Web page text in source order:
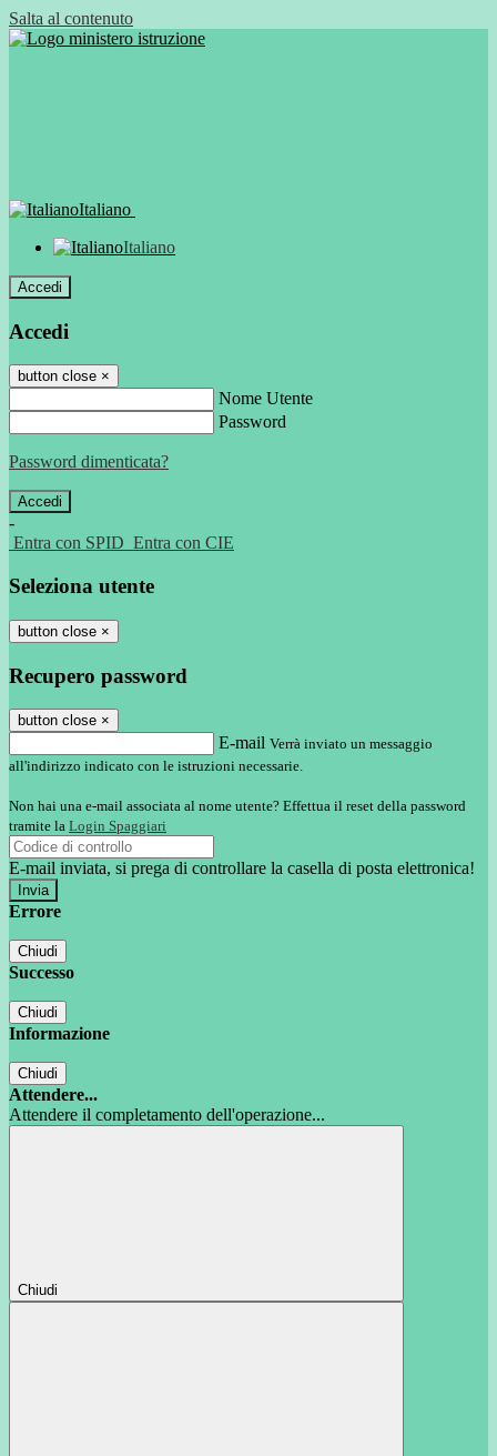
Salta al contenuto
Italiano
Italiano
Accedi
Accedi
button close ×
Nome Utente
Password
Password dimenticata?
-
Entra con SPID Entra con CIE
Seleziona utente
button close ×
Recupero password
button close ×
E-mail Verrà inviato un messaggio
all'indirizzo indicato con le istruzioni necessarie.
Non hai una e-mail associata al nome utente? Effettua il reset della password
tramite la Login Spaggiari
E-mail inviata, si prega di controllare la casella di posta elettronica!
Errore
Chiudi
Successo
Chiudi
Informazione
Chiudi
Attendere...
Attendere il completamento dell'operazione...
Chiudi